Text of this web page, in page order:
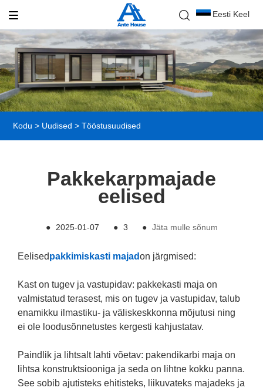
Eesti Keel
Kodu > Uudised >Tööstusuudised
Pakkekarpmajade
eelised
● 2025-01-07 ● 3 ● Jäta mulle sõnum
Eelisedpakkimiskasti majadon järgmised:
Kast on tugev ja vastupidav: pakkekasti maja on
valmistatud terasest, mis on tugev ja vastupidav, talub
enamikku ilmastiku- ja väliskeskkonna mõjutusi ning
ei ole loodusõnnetustes kergesti kahjustatav.
Paindlik ja lihtsalt lahti võetav: pakendikarbi maja on
lihtsa konstruktsiooniga ja seda on lihtne kokku panna.
See sobib ajutisteks ehitisteks, liikuvateks majadeks ja